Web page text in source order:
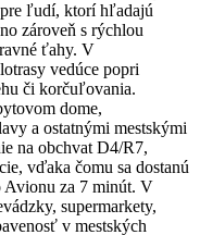
ľudí, ktorí hľadajú
zároveň s rýchlou
ťahy. V
vedúce popri
či korčuľovania.
dome,
a ostatnými mestskými
na obchvat D4/R7,
vďaka čomu sa dostanú
Avionu za 7 minút. V
supermarkety,
v mestských